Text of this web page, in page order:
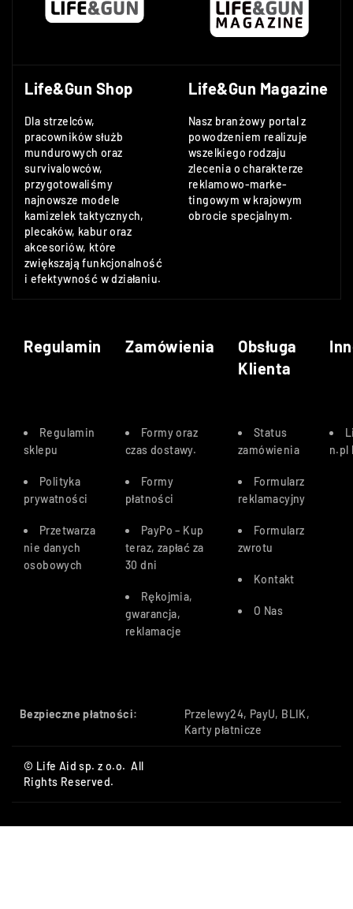
Life&Gun Shop
Dla strzelców,
pracowników służb
mundurowych oraz
survivalowców,
przygotowaliśmy
najnowsze modele
kamizelek taktycznych,
plecaków, kabur oraz
akcesoriów, które
zwiększają funkcjonalność
i efektywność w działaniu.
Life&Gun Magazine
Nasz branżowy portal z
powodzeniem realizuje
wszelkiego rodzaju
zlecenia o charakterze
reklamowo-marke-
tingowym w krajowym
obrocie specjalnym.
Regulamin Zamówienia
Obsługa
Klienta
Regulamin
sklepu
Polityka
prywatności
Przetwarza
nie danych
osobowych
Formy oraz
czas dostawy.
Formy
płatności
PayPo – Kup
teraz, zapłać za
30 dni
Rękojmia,
gwarancja,
reklamacje
Status
zamówienia
Formularz
reklamacyjny
Formularz
zwrotu
Kontakt
O Nas
n.pl
Bezpieczne płatności:
Przelewy24, PayU, BLIK,
Karty płatnicze
© Life Aid sp. z o.o. All
Rights Reserved.